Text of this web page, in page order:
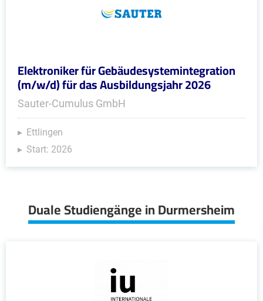
Elektroniker für Gebäudesystemintegration
(m/w/d) für das Ausbildungsjahr 2026
Sauter-Cumulus GmbH
Ettlingen
Start: 2026
Duale Studiengänge in Durmersheim